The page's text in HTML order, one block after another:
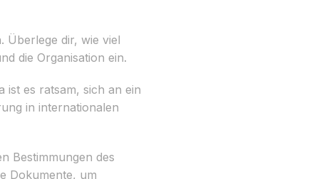
Überlege dir, wie viel
die Organisation ein.
es ratsam, sich an ein
in internationalen
Bestimmungen des
Dokumente, um